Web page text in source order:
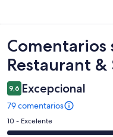
Comentarios
Comentarios
Restaurant &
9,6 Excepcional
79 comentarios
64
comentarios
10 - Excelente